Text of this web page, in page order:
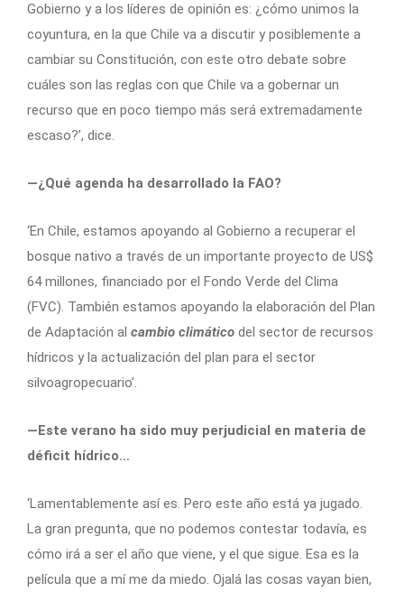
Gobierno y a los líderes de opinión es: ¿cómo unimos la
coyuntura, en la que Chile va a discutir y posiblemente a
cambiar su Constitución, con este otro debate sobre
cuáles son las reglas con que Chile va a gobernar un
recurso que en poco tiempo más será extremadamente
escaso?’, dice.
—¿Qué agenda ha desarrollado la FAO?
‘En Chile, estamos apoyando al Gobierno a recuperar el
bosque nativo a través de un importante proyecto de US$
64 millones, financiado por el Fondo Verde del Clima
(FVC). También estamos apoyando la elaboración del Plan
de Adaptación al cambio climático del sector de recursos
hídricos y la actualización del plan para el sector
silvoagropecuario’.
—Este verano ha sido muy perjudicial en materia de
déficit hídrico…
‘Lamentablemente así es. Pero este año está ya jugado.
La gran pregunta, que no podemos contestar todavía, es
cómo irá a ser el año que viene, y el que sigue. Esa es la
película que a mí me da miedo. Ojalá las cosas vayan bien,